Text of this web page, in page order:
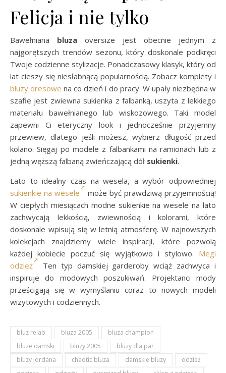
Felicja i nie tylko
Bawełniana bluza oversize jest obecnie jednym z
najgorętszych trendów sezonu, który doskonale podkręci
Twoje codzienne stylizacje. Ponadczasowy klasyk, który od
lat cieszy się niesłabnącą popularnością. Zobacz komplety i
bluzy dresowe na co dzień i do pracy. W upały niezbędna w
szafie jest zwiewna sukienka z falbanką, uszyta z lekkiego
materiału bawełnianego lub wiskozowego. Taki model
zapewni Ci eteryczny look i jednocześnie przyjemny
przewiew, dlatego jeśli możesz, wybierz długość przed
kolano. Sięgaj po modele z falbankami na ramionach lub z
jedną węższą falbaną zwieńczającą dół sukienki.
Lato to idealny czas na wesela, a wybór odpowiedniej
sukienkie na wesele
może być prawdziwą przyjemnością!
W ciepłych miesiącach modne sukienkie na wesele na lato
zachwycają lekkością, zwiewnością i kolorami, które
doskonale wpisują się w letnią atmosferę. W najnowszych
kolekcjach znajdziemy wiele inspiracji, które pozwolą
każdej kobiecie poczuć się wyjątkowo i stylowo. Megi
odzież
Ten typ damskiej garderoby wciąż zachwyca i
inspiruje do modowych poszukiwań. Projektanci mody
prześcigają się w wymyślaniu coraz to nowych modeli
wizytowych i codziennych.
bluz relab bluza 2005
bluza champion
bluze damski
bluzy 2005
bluzy dla par
bluzy jordana
chaotic bluza damskie bluzy
odzież